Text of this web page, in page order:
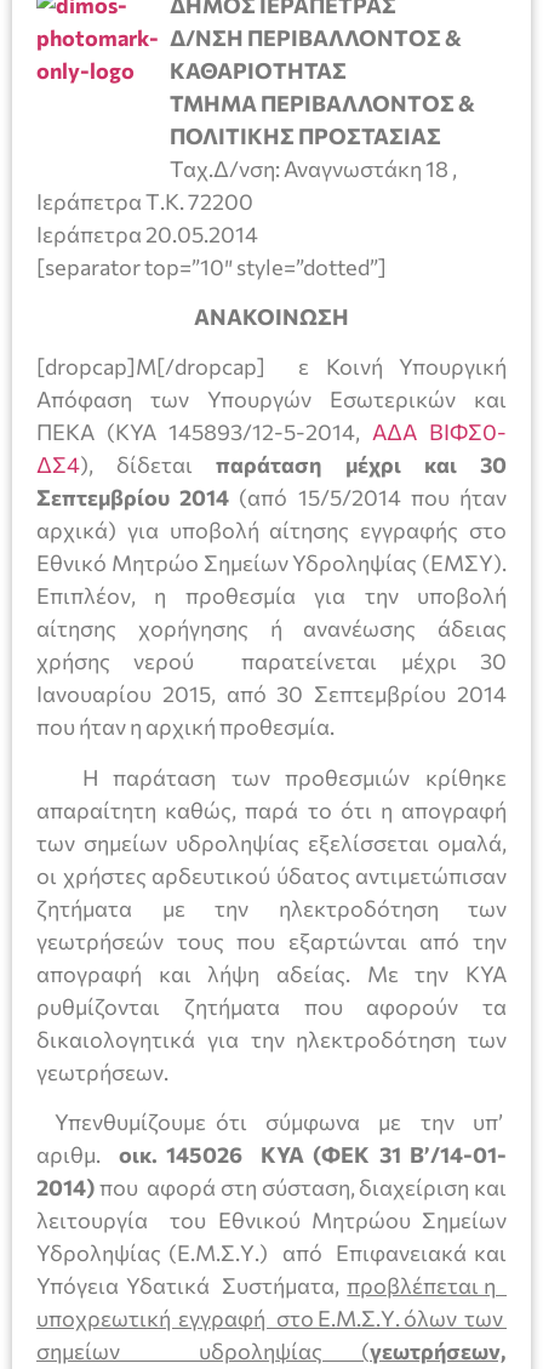
Δ/ΝΣΗ ΠΕΡΙΒΑΛΛΟΝΤΟΣ &
ΚΑΘΑΡΙΟΤΗΤΑΣ
ΤΜΗΜΑ ΠΕΡΙΒΑΛΛΟΝΤΟΣ &
ΠΟΛΙΤΙΚΗΣ ΠΡΟΣΤΑΣΙΑΣ
Ταχ.Δ/νση: Αναγνωστάκη 18 ,
Ιεράπετρα Τ.Κ. 72200
Ιεράπετρα 20.05.2014
[separator top=”10″ style=”dotted”]
ΑΝΑΚΟΙΝΩΣΗ
[dropcap]Μ[/dropcap] ε Κοινή Υπουργική
Απόφαση των Υπουργών Εσωτερικών και
ΠΕΚΑ (ΚΥΑ 145893/12-5-2014, ΑΔΑ ΒΙΦΣ0-
ΔΣ4), δίδεταιπαράταση μέχρι και 30
Σεπτεμβρίου 2014 (από 15/5/2014 που ήταν
αρχικά) για υποβολή αίτησης εγγραφής στο
Εθνικό Μητρώο Σημείων Υδροληψίας (ΕΜΣΥ).
Επιπλέον, η προθεσμία για την υποβολή
αίτησης χορήγησης ή ανανέωσης άδειας
χρήσης νερού παρατείνεται μέχρι 30
Ιανουαρίου 2015, από 30 Σεπτεμβρίου 2014
που ήταν η αρχική προθεσμία.
Η παράταση των προθεσμιών κρίθηκε
απαραίτητη καθώς, παρά το ότι η απογραφή
των σημείων υδροληψίας εξελίσσεται ομαλά,
οι χρήστες αρδευτικού ύδατος αντιμετώπισαν
ζητήματα με την ηλεκτροδότηση των
γεωτρήσεών τους που εξαρτώνται από την
απογραφή και λήψη αδείας. Με την ΚΥΑ
ρυθμίζονται ζητήματα που αφορούν τα
δικαιολογητικά για την ηλεκτροδότηση των
γεωτρήσεων.
Υπενθυμίζουμε ότι σύμφωνα με την υπ’
αριθμ. οικ. 145026 ΚΥΑ (ΦΕΚ 31 Β’/14-01-
2014)που αφορά στη σύσταση, διαχείριση και
λειτουργία του Εθνικού Μητρώου Σημείων
Υδροληψίας (Ε.Μ.Σ.Υ.) από Επιφανειακά και
Υπόγεια Υδατικά Συστήματα,προβλέπεται η
υποχρεωτική εγγραφή στο Ε.Μ.Σ.Υ. όλων των
σημείων υδροληψίας (γεωτρήσεων,